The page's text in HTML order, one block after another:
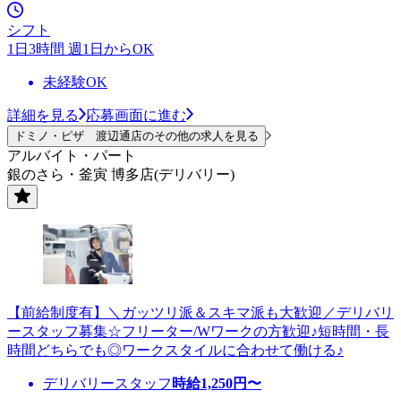
シフト
1日3時間 週1日からOK
未経験OK
詳細を見る 応募画面に進む
ドミノ・ピザ 渡辺通店のその他の求人を見る
アルバイト・パート
銀のさら・釜寅 博多店(デリバリー)
【前給制度有】＼ガッツリ派＆スキマ派も大歓迎／デリバリ
ースタッフ募集☆フリーター/Wワークの方歓迎♪短時間・長
時間どちらでも◎ワークスタイルに合わせて働ける♪
デリバリースタッフ 時給1,250円〜